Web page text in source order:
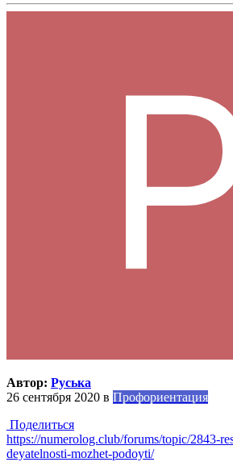
Автор: Руська
26 сентября 2020 в Профориентация
Поделиться
https://numerolog.club/forums/topic/2843-
deyatelnosti-mozhet-podoyti/